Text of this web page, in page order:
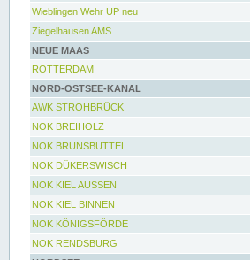
Wieblingen Wehr UP neu
Ziegelhausen AMS
NEUE MAAS
ROTTERDAM
NORD-OSTSEE-KANAL
AWK STROHBRÜCK
NOK BREIHOLZ
NOK BRUNSBÜTTEL
NOK DÜKERSWISCH
NOK KIEL AUSSEN
NOK KIEL BINNEN
NOK KÖNIGSFÖRDE
NOK RENDSBURG